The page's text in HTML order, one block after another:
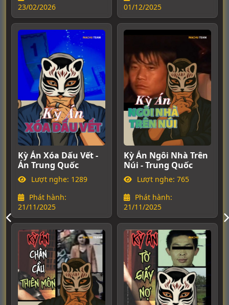
23/02/2026
01/12/2025
Kỳ Án Xóa Dấu Vết -
Án Trung Quốc
Lượt nghe: 1289
Phát hành:
21/11/2025
Kỳ Án Ngôi Nhà Trên
Núi - Trung Quốc
Lượt nghe: 765
Phát hành:
21/11/2025